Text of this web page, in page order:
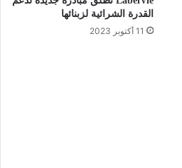
القدرة الشرائية لزبنائها
11 أكتوبر 2023